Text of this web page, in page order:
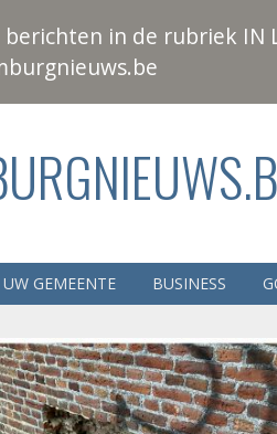
berichten in de rubriek
UW GEMEENTE BUSINESS